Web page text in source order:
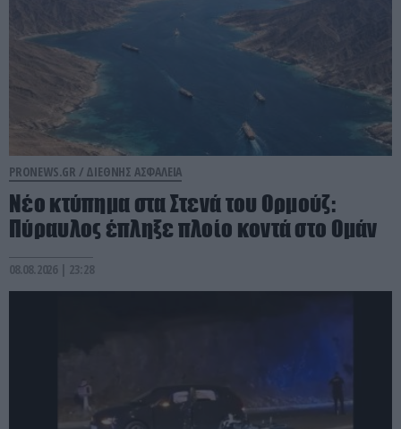
PRONEWS.GR / ΔΙΕΘΝΗΣ ΑΣΦΑΛΕΙΑ
Νέο κτύπημα στα Στενά του Ορμούζ:
Πύραυλος έπληξε πλοίο κοντά στο Ομάν
08.08.2026 | 23:28